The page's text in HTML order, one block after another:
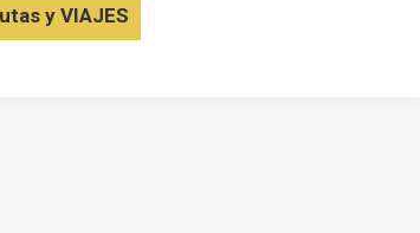
y VIAJES